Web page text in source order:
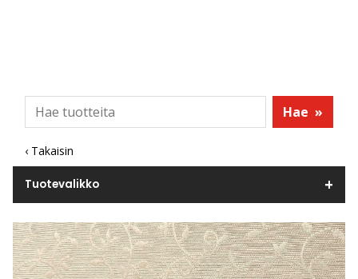
Hae »
‹ Takaisin
Tuotevalikko